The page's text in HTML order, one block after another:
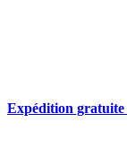
Expédition gratuite